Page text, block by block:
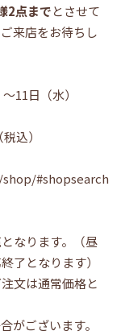
2点までとさせて
来店をお待ちし
11日（水）
込）
#shopsearch
なります。（昼
了となります）
文は通常価格と
がございます。